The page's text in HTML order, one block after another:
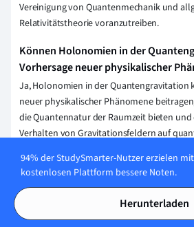
Vereinigung von Quantenmechanik und
Relativitätstheorie voranzutreiben.
Können Holonomien in der
Vorhersage neuer physikalischer
Ja, Holonomien in der Quantengravitation
neuer physikalischer Phänomene
die Quantennatur der Raumzeit bieten und
Verhalten von Gravitationsfeldern auf
Erklärung
94% der StudySmarter-Nutzer erzielen
kostenlosen Plattform bessere Noten.
Herunterladen